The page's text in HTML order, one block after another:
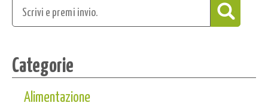
Categorie
Alimentazione